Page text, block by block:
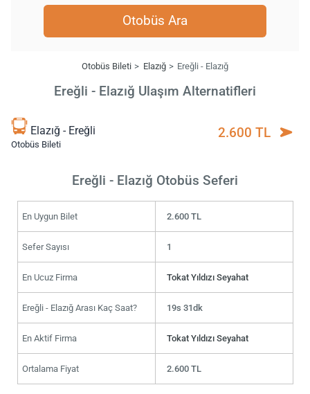
Otobüs Ara
Otobüs Bileti Elazığ Ereğli - Elazığ
Ereğli - Elazığ Ulaşım Alternatifleri
Elazığ - Ereğli
Otobüs Bileti
2.600 TL
Ereğli - Elazığ Otobüs Seferi
En Uygun Bilet 2.600 TL
Sefer Sayısı 1
En Ucuz Firma Tokat Yıldızı Seyahat
Ereğli - Elazığ Arası Kaç Saat? 19s 31dk
En Aktif Firma Tokat Yıldızı Seyahat
Ortalama Fiyat 2.600 TL